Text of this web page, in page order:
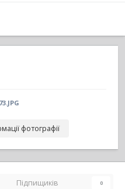
фотографії
Підпищиків 0